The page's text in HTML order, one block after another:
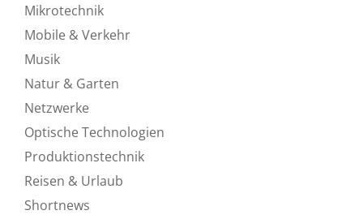
Mikrotechnik
Mobile & Verkehr
Musik
Natur & Garten
Netzwerke
Optische Technologien
Produktionstechnik
Reisen & Urlaub
Shortnews